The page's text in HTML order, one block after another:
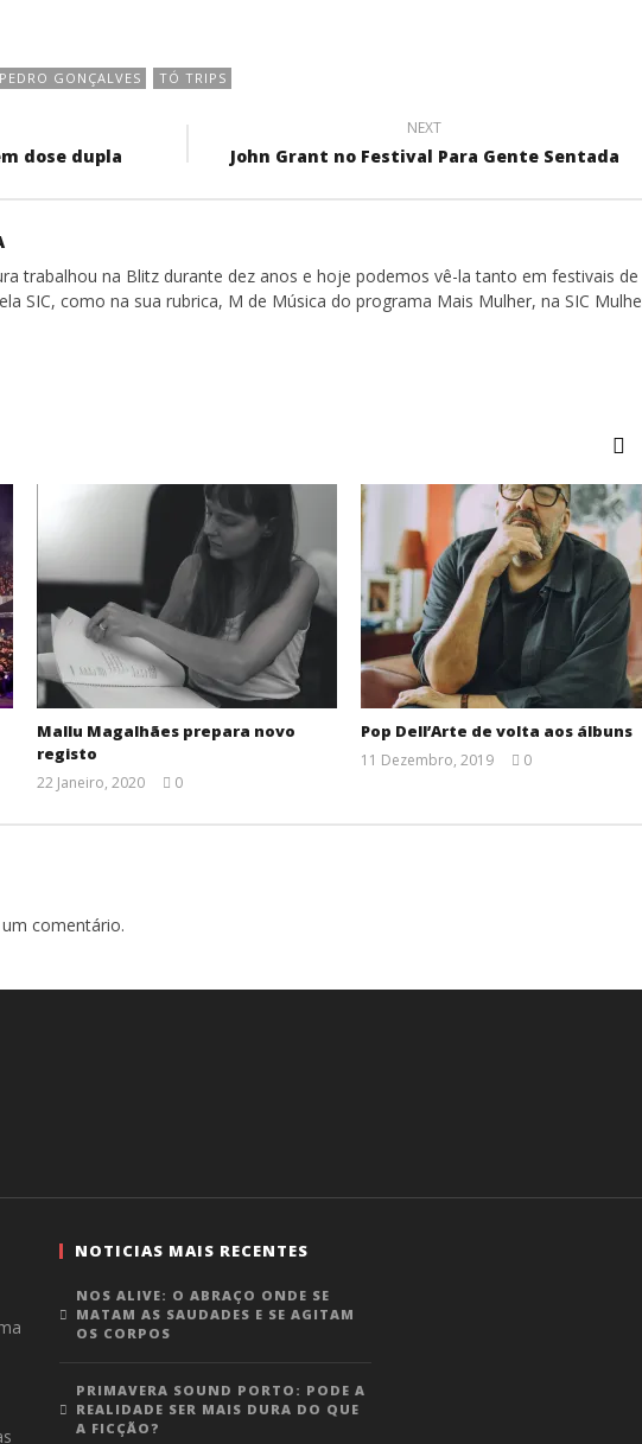
PEDRO GONÇALVES TÓ TRIPS
dose dupla
NEXT
John Grant no Festival Para Gente Sentada
trabalhou na Blitz durante dez anos e hoje podemos vê-la tanto em festivais de
SIC, como na sua rubrica, M de Música do programa Mais Mulher, na SIC
Mallu Magalhães prepara novo
registo
22 Janeiro, 2020
Ventura
0
Pop Dell’Arte de volta aos álbuns
11 Dezembro, 2019
0
comentário.
NOTICIAS MAIS RECENTES
NOS ALIVE: O ABRAÇO ONDE SE
MATAM AS SAUDADES E SE AGITAM
OS CORPOS
PRIMAVERA SOUND PORTO: PODE A
REALIDADE SER MAIS DURA DO QUE
A FICÇÃO?